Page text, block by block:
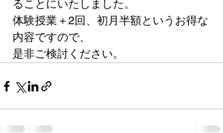
ることにいたしました。
体験授業＋2回、初月半額というお得な
内容ですので、
是非ご検討ください。